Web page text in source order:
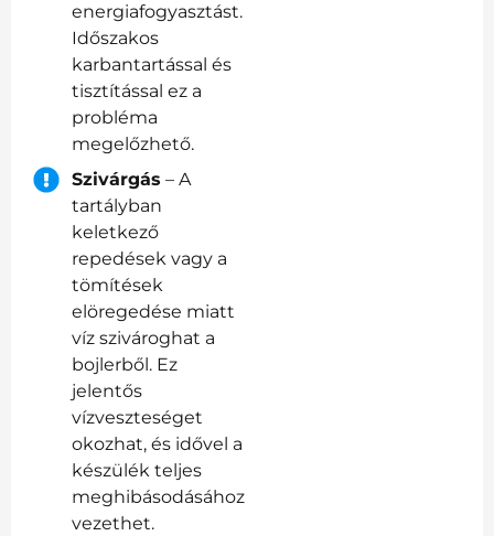
energiafogyasztást.
Időszakos
karbantartással és
tisztítással ez a
probléma
megelőzhető.
Szivárgás – A
tartályban
keletkező
repedések vagy a
tömítések
elöregedése miatt
víz szivároghat a
bojlerből. Ez
jelentős
vízveszteséget
okozhat, és idővel a
készülék teljes
meghibásodásához
vezethet.